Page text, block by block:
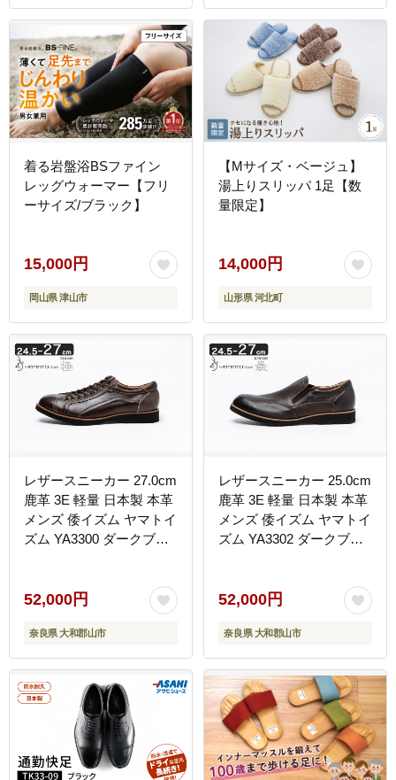
着る岩盤浴BSファイン
レッグウォーマー【フリ
ーサイズ/ブラック】
15,000円
岡山県 津山市
【Mサイズ・ベージュ】
湯上りスリッパ 1足【数
量限定】
14,000円
山形県 河北町
レザースニーカー 27.0cm
鹿革 3E 軽量 日本製 本革
メンズ 倭イズム ヤマトイ
ズム YA3300 ダークブラ
ス カジュアル 吸湿 通気
ふるさと納税 奈良県 国産
大和 街歩き 通勤 通学 ギ
フト 贈り物 BN003
52,000円
奈良県 大和郡山市
レザースニーカー 25.0cm
鹿革 3E 軽量 日本製 本革
メンズ 倭イズム ヤマトイ
ズム YA3302 ダークブラ
ル ビジネス カジュアル
ふるさと納税 奈良県 国産
大和 街歩き 通勤 通学 ギ
フト 贈り物 BN002
52,000円
奈良県 大和郡山市